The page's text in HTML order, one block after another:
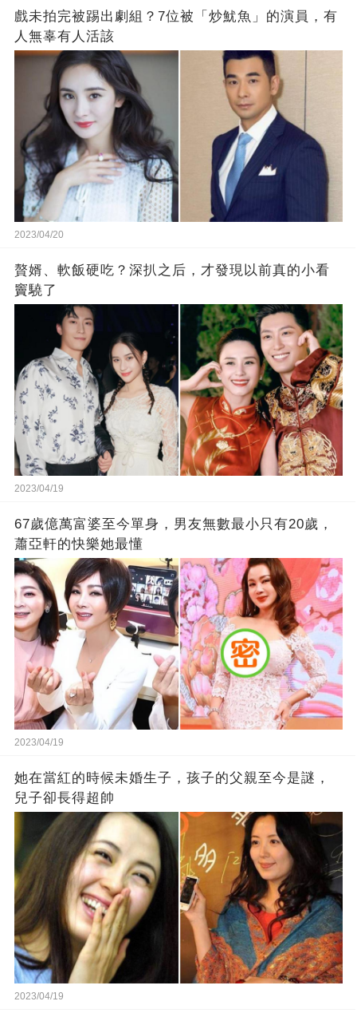
戲未拍完被踢出劇組？7位被「炒魷魚」的演員，有
人無辜有人活該
2023/04/20
贅婿、軟飯硬吃？深扒之后，才發現以前真的小看
竇驍了
2023/04/19
67歲億萬富婆至今單身，男友無數最小只有20歲，
蕭亞軒的快樂她最懂
2023/04/19
她在當紅的時候未婚生子，孩子的父親至今是謎，
兒子卻長得超帥
2023/04/19